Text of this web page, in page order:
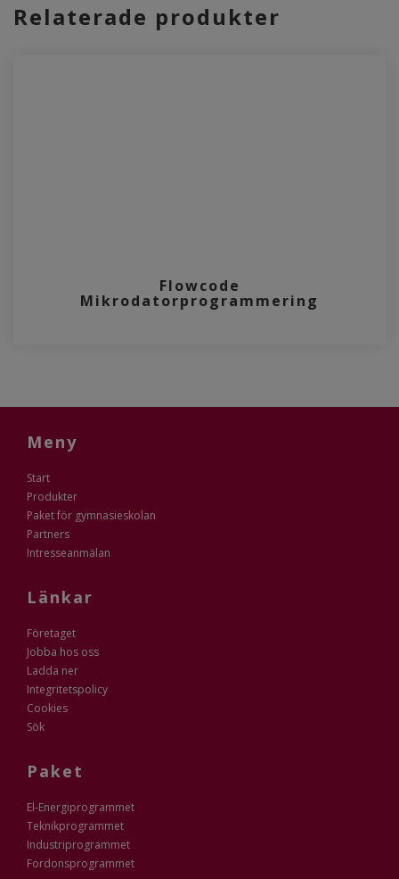
Relaterade produkter
Flowcode
Mikrodatorprogrammering
Meny
Start
Produkter
Paket för gymnasieskolan
Partners
Intresseanmälan
Länkar
Företaget
Jobba hos oss
Ladda ner
Integritetspolicy
Cookies
Sök
Paket
El-Energiprogrammet
Teknikprogrammet
Industriprogrammet
Fordonsprogrammet